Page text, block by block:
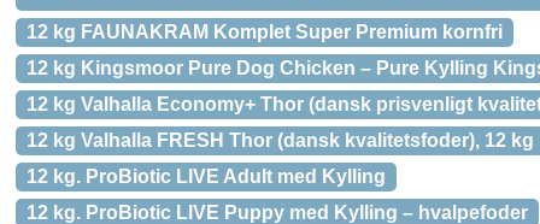
12 kg FAUNAKRAM Komplet Super Premium kornfri
12 kg Kingsmoor Pure Dog Chicken – Pure Kylling
12 kg Valhalla Economy+ Thor (dansk prisvenligt
12 kg Valhalla FRESH Thor (dansk kvalitetsfoder), 12 kg
12 kg. ProBiotic LIVE Adult med Kylling
12 kg. ProBiotic LIVE Puppy med Kylling – hvalpefoder